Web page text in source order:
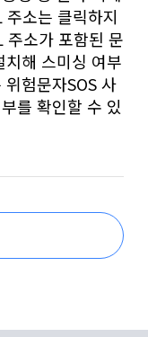
소는 클릭하지
소가 포함된 문
해 스미싱 여부
험문자SOS 사
를 확인할 수 있